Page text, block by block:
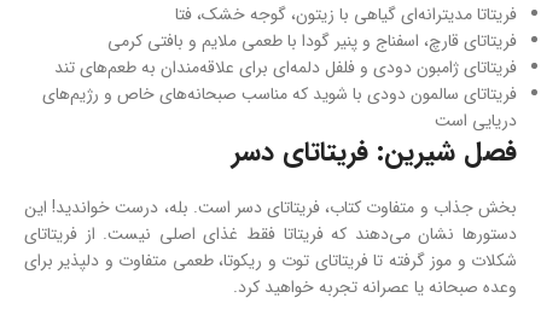
فریتاتا مدیترانه‌ای گیاهی با زیتون، گوجه خشک، فتا
فریتاتای قارچ، اسفناج و پنیر گودا با طعمی ملایم و بافتی کرمی
فریتاتای ژامبون دودی و فلفل دلمه‌ای برای علاقه‌مندان به طعم‌های تند
فریتاتای سالمون دودی با شوید که مناسب صبحانه‌های خاص و رژیم‌های
دریایی است
فصل شیرین: فریتاتای دسر
بخش جذاب و متفاوت کتاب، فریتاتای دسر است. بله، درست خواندید! این
دستورها نشان می‌دهند که فریتاتا فقط غذای اصلی نیست. از فریتاتای
شکلات و موز گرفته تا فریتاتای توت و ریکوتا، طعمی متفاوت و دلپذیر برای
وعده صبحانه یا عصرانه تجربه خواهید کرد.